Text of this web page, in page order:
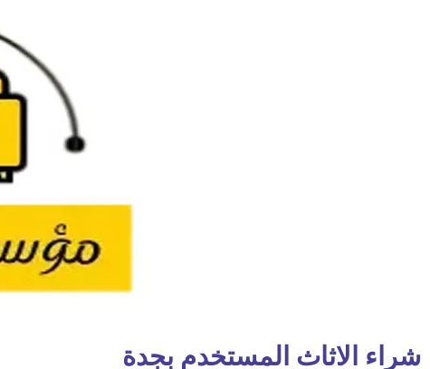
شراء الاثاث المستخدم بجدة